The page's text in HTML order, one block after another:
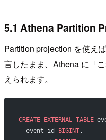
5.1 Athena Partition
Partition projection を使え
言したまま、Athena に「
えられます。
CREATE EXTERNAL TABLE
  event_id
BIGINT,